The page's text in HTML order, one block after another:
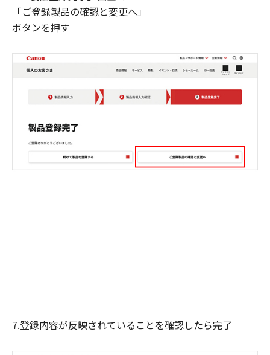
「ご登録製品の確認と変更へ」
ボタンを押す
7.登録内容が反映されていることを確認したら完了